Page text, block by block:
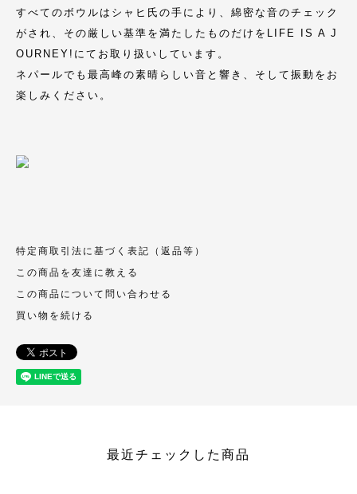
すべてのボウルはシャヒ氏の手により、綿密な音のチェック
がされ、その厳しい基準を満たしたものだけをLIFE IS A J
OURNEY!にてお取り扱いしています。
ネパールでも最高峰の素晴らしい音と響き、そして振動をお
楽しみください。
特定商取引法に基づく表記（返品等）
この商品を友達に教える
この商品について問い合わせる
買い物を続ける
最近チェックした商品